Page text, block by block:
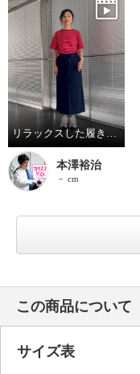
本澤裕治
－ cm
この商品について
サイズ表